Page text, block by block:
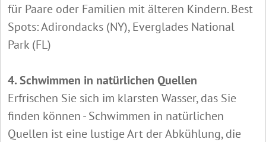
für Paare oder Familien mit älteren Kindern. Best
Spots: Adirondacks (NY), Everglades National
Park (FL)
4. Schwimmen in natürlichen Quellen
Erfrischen Sie sich im klarsten Wasser, das Sie
finden können - Schwimmen in natürlichen
Quellen ist eine lustige Art der Abkühlung, die